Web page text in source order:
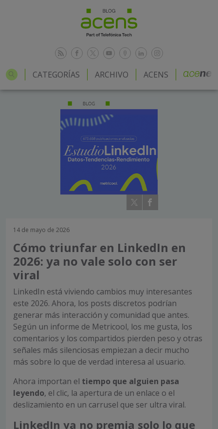
CATEGORÍAS ARCHIVO ACENS
14 de mayo de 2026
Cómo triunfar en LinkedIn en
2026: ya no vale solo con ser
viral
LinkedIn está viviendo cambios muy interesantes
este 2026. Ahora, los posts discretos podrían
generar más interacción y comunidad que antes.
Según un informe de Metricool, los me gusta, los
comentarios y los compartidos pierden peso y otras
señales más silenciosas empiezan a decir mucho
más sobre lo que de verdad interesa al usuario.
Ahora importan el tiempo que alguien pasa
leyendo, el clic, la apertura de un enlace o el
deslizamiento en un carrusel que ser ultra viral.
LinkedIn ya no premia solo lo que